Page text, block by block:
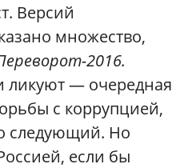
Версий
множество,
2016.
ликуют — очередная
с коррупцией,
следующий. Но
если бы